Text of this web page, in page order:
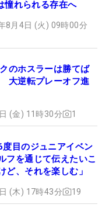
憧れられる存在へ
8月4日 (火) 09時00分
のホスラーは勝てば
大逆転プレーオフ進
(金) 11時30分 1
目のジュニアイベン
フを通じて伝えたいこ
ど、それを楽しむ」
(木) 17時43分 19